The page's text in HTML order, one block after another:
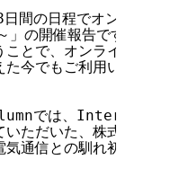
日間の日程でオンラ
の開催報告です。今
とで、オンラインだ
今でもご利用いただ
では、Internet
いただいた、株式会社
通信との馴れ初めか